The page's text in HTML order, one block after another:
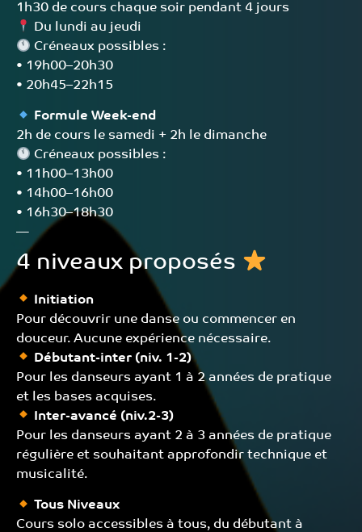
1h30 de cours chaque soir pendant 4 jours
Du lundi au jeudi
Créneaux possibles :
• 19h00–20h30
• 20h45–22h15
Formule Week-end
2h de cours le samedi + 2h le dimanche
Créneaux possibles :
• 11h00–13h00
• 14h00–16h00
• 16h30–18h30
—
4 niveaux proposés
Initiation
Pour découvrir une danse ou commencer en
douceur. Aucune expérience nécessaire.
Débutant-inter (niv. 1-2)
Pour les danseurs ayant 1 à 2 années de pratique
et les bases acquises.
Inter-avancé (niv.2-3)
Pour les danseurs ayant 2 à 3 années de pratique
régulière et souhaitant approfondir technique et
musicalité.
Tous Niveaux
Cours solo accessibles à tous, du débutant à